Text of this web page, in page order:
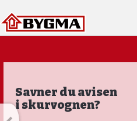
Produktnyheder
Se vores nye univers med